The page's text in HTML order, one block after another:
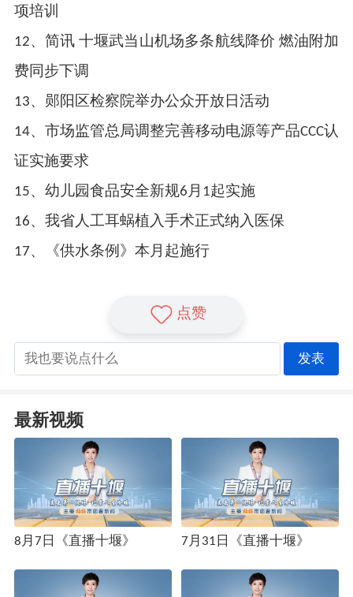
项培训
12、简讯 十堰武当山机场多条航线降价 燃油附加
费同步下调
13、郧阳区检察院举办公众开放日活动
14、市场监管总局调整完善移动电源等产品CCC认
证实施要求
15、幼儿园食品安全新规6月1起实施
16、我省人工耳蜗植入手术正式纳入医保
17、《供水条例》本月起施行
点赞
发表
最新视频
8月7日《直播十堰》 7月31日《直播十堰》